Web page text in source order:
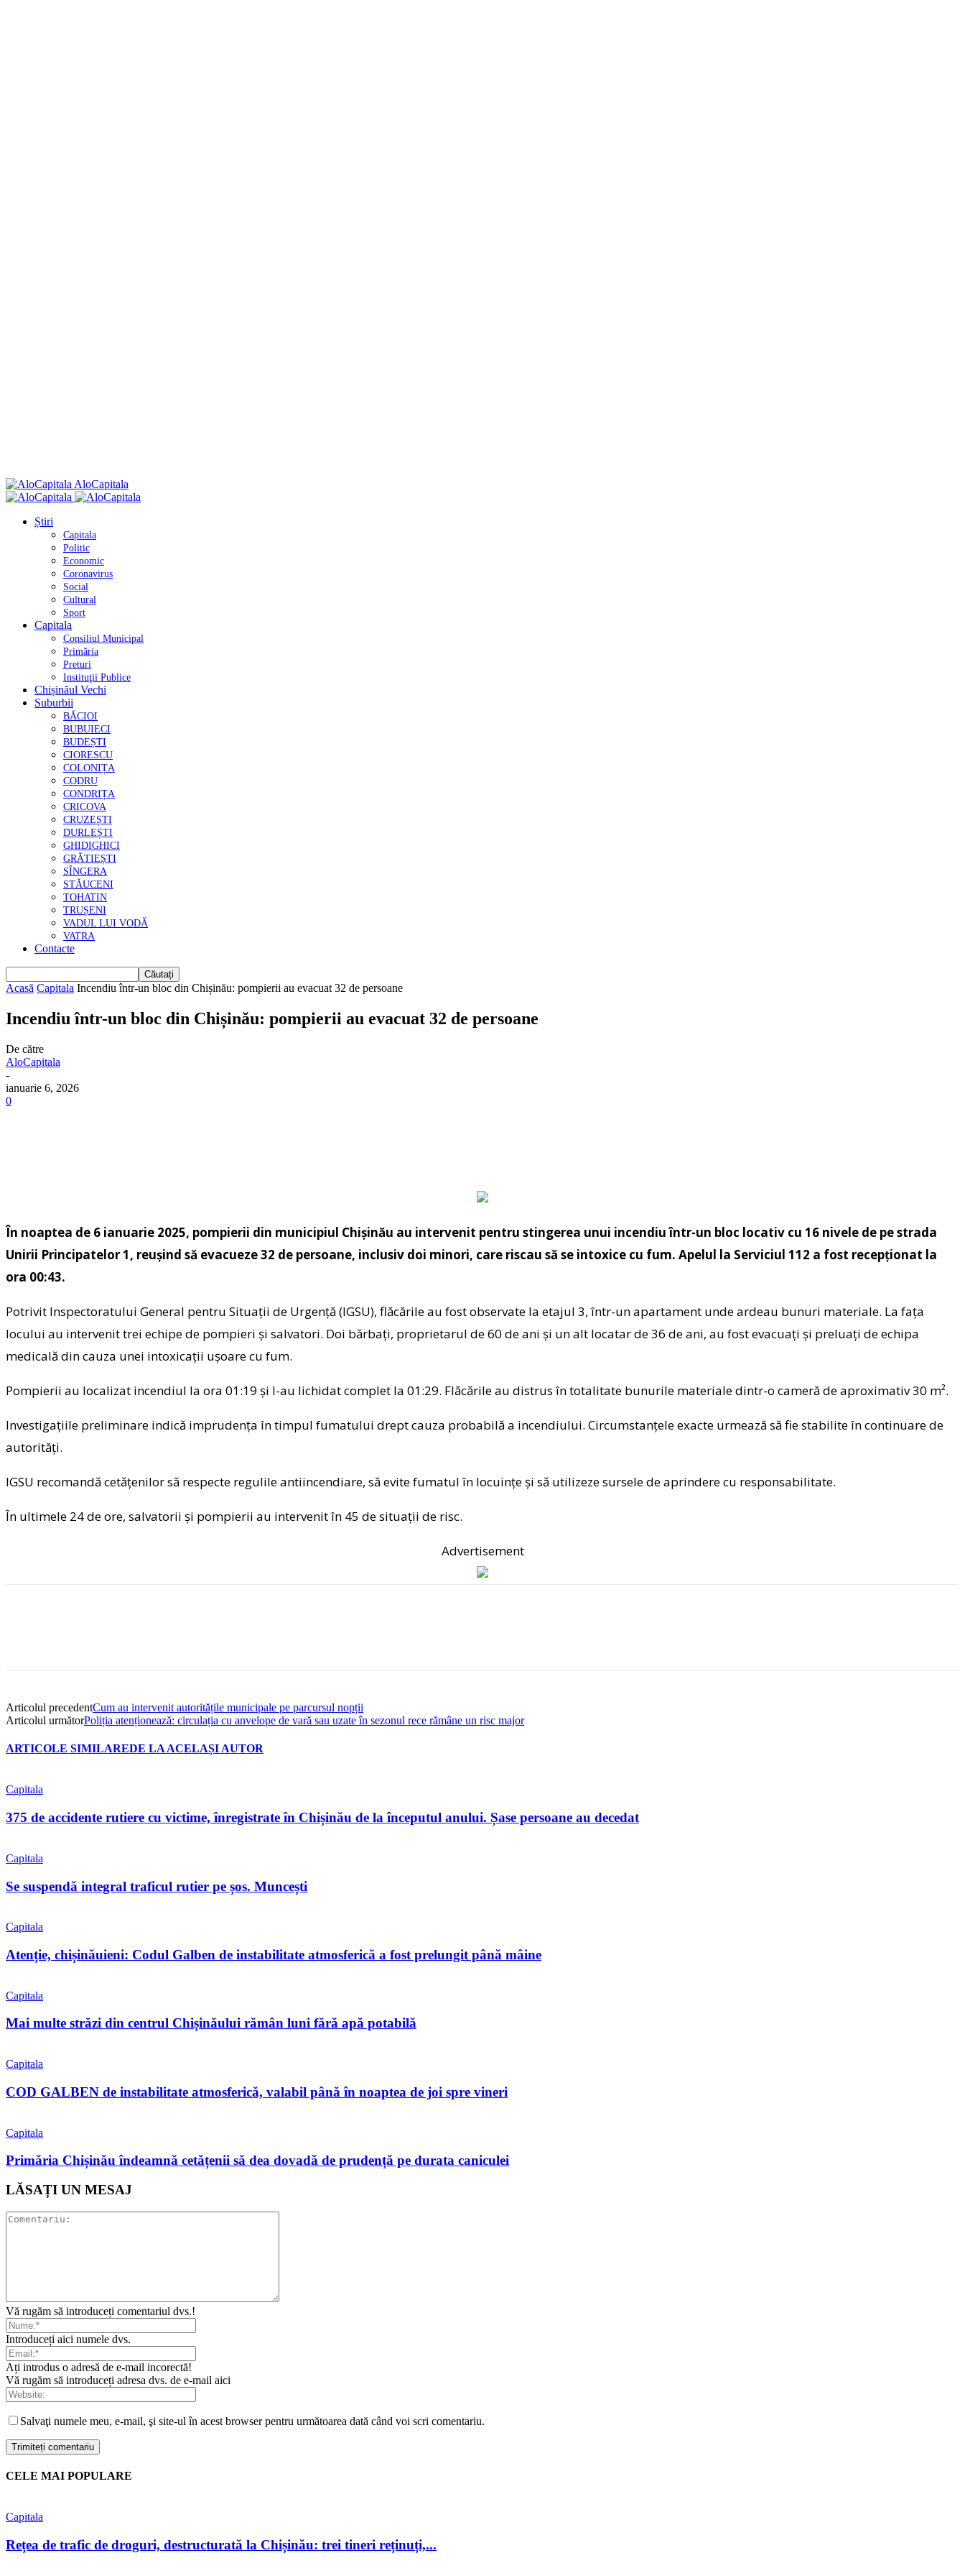
AloCapitala
Știri
Capitala
Politic
Economic
Coronavirus
Social
Cultural
Sport
Capitala
Consiliul Municipal
Primăria
Preturi
Instituţii Publice
Chișinăul Vechi
Suburbii
BĂCIOI
BUBUIECI
BUDEȘTI
CIORESCU
COLONIȚA
CODRU
CONDRIȚA
CRICOVA
CRUZEȘTI
DURLEȘTI
GHIDIGHICI
GRĂTIEȘTI
SÎNGERA
STĂUCENI
TOHATIN
TRUȘENI
VADUL LUI VODĂ
VATRA
Contacte
Acasă Capitala Incendiu într-un bloc din Chișinău: pompierii au evacuat 32 de persoane
Incendiu într-un bloc din Chișinău: pompierii au evacuat 32 de persoane
De către
AloCapitala
-
ianuarie 6, 2026
0
În noaptea de 6 ianuarie 2025, pompierii din municipiul Chișinău au intervenit pentru stingerea unui incendiu într-un bloc locativ cu 16 nivele de pe strada
Unirii Principatelor 1, reușind să evacueze 32 de persoane, inclusiv doi minori, care riscau să se intoxice cu fum. Apelul la Serviciul 112 a fost recepționat la
ora 00:43.
Potrivit Inspectoratului General pentru Situații de Urgență (IGSU), flăcările au fost observate la etajul 3, într-un apartament unde ardeau bunuri materiale. La fața
locului au intervenit trei echipe de pompieri și salvatori. Doi bărbați, proprietarul de 60 de ani și un alt locatar de 36 de ani, au fost evacuați și preluați de echipa
medicală din cauza unei intoxicații ușoare cu fum.
Pompierii au localizat incendiul la ora 01:19 și l-au lichidat complet la 01:29. Flăcările au distrus în totalitate bunurile materiale dintr-o cameră de aproximativ 30 m².
Investigațiile preliminare indică imprudența în timpul fumatului drept cauza probabilă a incendiului. Circumstanțele exacte urmează să fie stabilite în continuare de
autorități.
IGSU recomandă cetățenilor să respecte regulile antiincendiare, să evite fumatul în locuințe și să utilizeze sursele de aprindere cu responsabilitate.
În ultimele 24 de ore, salvatorii și pompierii au intervenit în 45 de situații de risc.
Advertisement
Articolul precedentCum au intervenit autoritățile municipale pe parcursul nopții
Articolul următorPoliția atenționează: circulația cu anvelope de vară sau uzate în sezonul rece rămâne un risc major
ARTICOLE SIMILAREDE LA ACELAȘI AUTOR
Capitala
375 de accidente rutiere cu victime, înregistrate în Chișinău de la începutul anului. Șase persoane au decedat
Capitala
Se suspendă integral traficul rutier pe șos. Muncești
Capitala
Atenție, chișinăuieni: Codul Galben de instabilitate atmosferică a fost prelungit până mâine
Capitala
Mai multe străzi din centrul Chișinăului rămân luni fără apă potabilă
Capitala
COD GALBEN de instabilitate atmosferică, valabil până în noaptea de joi spre vineri
Capitala
Primăria Chișinău îndeamnă cetățenii să dea dovadă de prudență pe durata caniculei
LĂSAȚI UN MESAJ
Vă rugăm să introduceți comentariul dvs.!
Introduceți aici numele dvs.
Ați introdus o adresă de e-mail incorectă!
Vă rugăm să introduceți adresa dvs. de e-mail aici
Salvaţi numele meu, e-mail, şi site-ul în acest browser pentru următoarea dată când voi scri comentariu.
CELE MAI POPULARE
Capitala
Rețea de trafic de droguri, destructurată la Chișinău: trei tineri reținuți,...